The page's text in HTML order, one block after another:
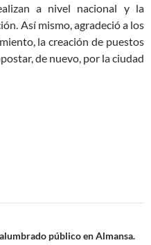
a nivel nacional y la
Así mismo, agradeció a los
la creación de puestos
de nuevo, por la ciudad
público en Almansa.